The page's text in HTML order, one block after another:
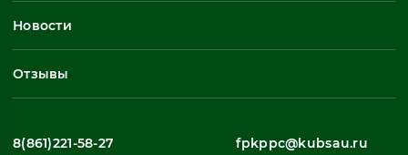
Профессиональное обучение
Все
Новости
Отзывы
8(861)221-58-27 fpkppc@kubsau.ru